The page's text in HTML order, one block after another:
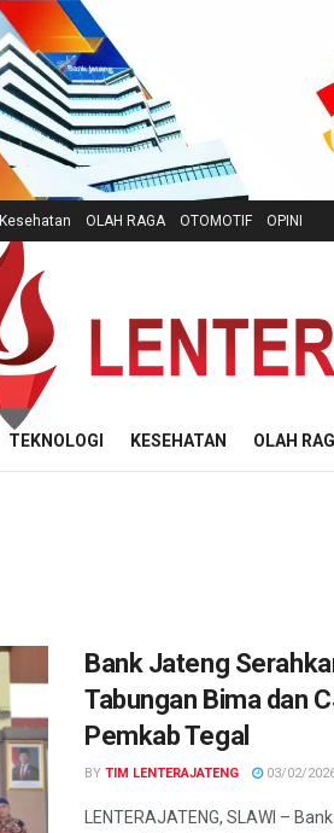
Kesehatan OLAH RAGA OTOMOTIF OPINI
TEKNOLOGI KESEHATAN OLAH
Bank Jateng
Tabungan Bima dan
Pemkab Tegal
BY TIM LENTERAJATENG 03/02/
LENTERAJATENG, SLAWI –